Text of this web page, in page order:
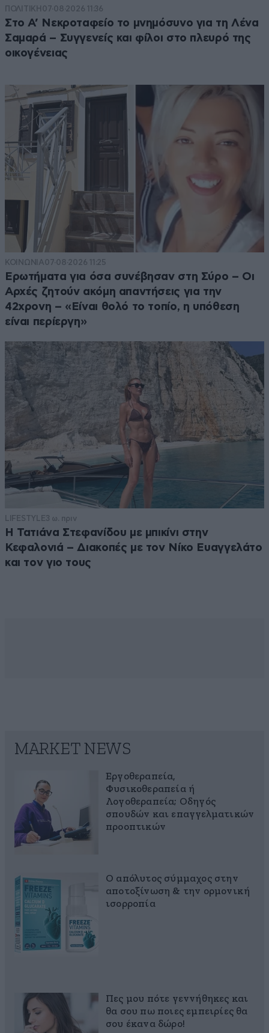
ΠΟΛΙΤΙΚΗ 07·08·2026 11:36
Στο Α’ Νεκροταφείο το μνημόσυνο για τη Λένα
Σαμαρά – Συγγενείς και φίλοι στο πλευρό της
οικογένειας
ΚΟΙΝΩΝΙΑ07·08·2026 11:25
Ερωτήματα για όσα συνέβησαν στη Σύρο – Οι
Αρχές ζητούν ακόμη απαντήσεις για την
42χρονη – «Είναι θολό το τοπίο, η υπόθεση
είναι περίεργη»
LIFESTYLE3 ω. πριν
Η Τατιάνα Στεφανίδου με μπικίνι στην
Κεφαλονιά – Διακοπές με τον Νίκο Ευαγγελάτο
και τον γιο τους
MARKET NEWS
Εργοθεραπεία,
Φυσικοθεραπεία ή
Λογοθεραπεία; Οδηγός
σπουδών και επαγγελματικών
προοπτικών
Ο απόλυτος σύμμαχος στην
αποτοξίνωση & την ορμονική
ισορροπία
Πες μου πότε γεννήθηκες και
θα σου πω ποιες εμπειρίες θα
σου έκανα δώρο!